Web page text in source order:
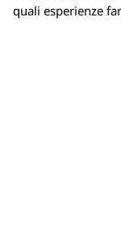
quali esperienze